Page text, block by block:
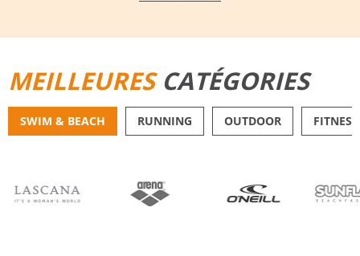
MEILLEURESCATÉGORIES
SWIM & BEACH RUNNING OUTDOOR FITNESS